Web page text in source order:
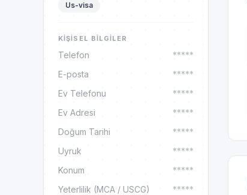
Us-visa
KIŞISEL BILGILER
Telefon
*****
E-posta
*****
Ev Telefonu
*****
Ev Adresi
*****
Doğum Tarihi
*****
Uyruk
*****
Konum
*****
Yeterlilik (MCA / USCG)
*****